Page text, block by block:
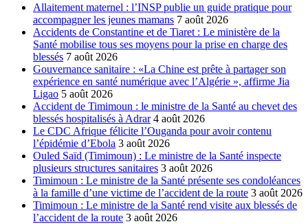
Allaitement maternel : l’INSP publie un guide pratique pour
accompagner les jeunes mamans 7 août 2026
Accidents de Constantine et de Tiaret : Le ministère de la
Santé mobilise tous ses moyens pour la prise en charge des
blessés 7 août 2026
Gouvernance sanitaire : «La Chine est prête à partager son
expérience en santé numérique avec l’Algérie », affirme Jia
Ligao 5 août 2026
Accident de Timimoun : le ministre de la Santé au chevet des
blessés hospitalisés à Adrar 4 août 2026
Le CDC Afrique félicite l’Ouganda pour avoir contenu
l’épidémie d’Ebola 3 août 2026
Ouled Saïd (Timimoun) : Le ministre de la Santé inspecte
plusieurs structures sanitaires 3 août 2026
Timimoun : Le ministre de la Santé présente ses condoléances
à la famille d’une victime de l’accident de la route 3 août 2026
Timimoun : Le ministre de la Santé rend visite aux blessés de
l’accident de la route 3 août 2026